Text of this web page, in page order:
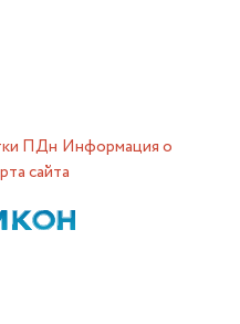
ПДн Информация о
сайта